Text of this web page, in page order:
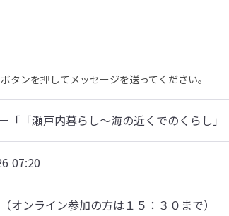
ンを押してメッセージを送ってください。
「瀬⼾内暮らし〜海の近くでのくらし」
07:20
オンライン参加の方は１５：３０まで）